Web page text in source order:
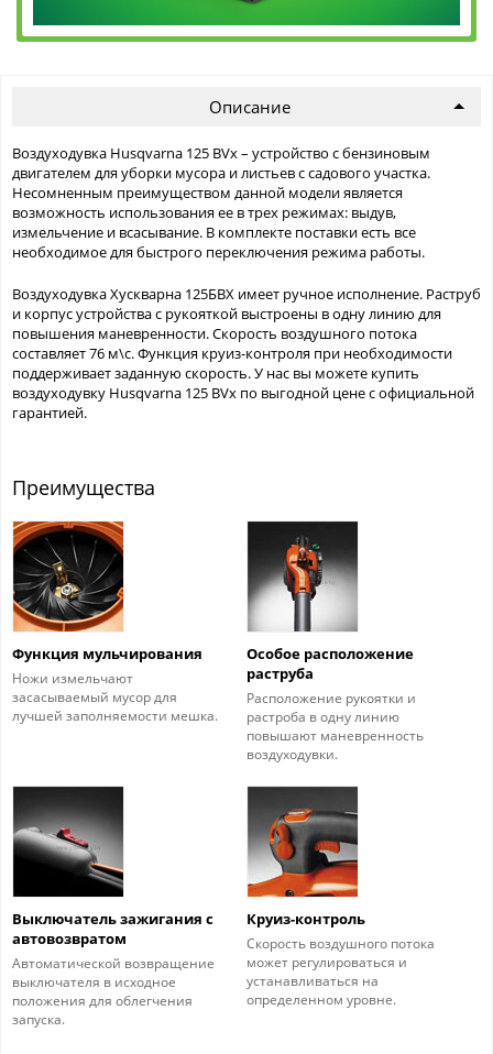
Описание
Воздуходувка Husqvarna 125 BVx – устройство с бензиновым
двигателем для уборки мусора и листьев с садового участка.
Несомненным преимуществом данной модели является
возможность использования ее в трех режимах: выдув,
измельчение и всасывание. В комплекте поставки есть все
необходимое для быстрого переключения режима работы.
Воздуходувка Хускварна 125БВХ имеет ручное исполнение. Раструб
и корпус устройства с рукояткой выстроены в одну линию для
повышения маневренности. Скорость воздушного потока
составляет 76 м\с. Функция круиз-контроля при необходимости
поддерживает заданную скорость. У нас вы можете купить
воздуходувку Husqvarna 125 BVx по выгодной цене с официальной
гарантией.
Преимущества
Функция мульчирования
Ножи измельчают
засасываемый мусор для
лучшей заполняемости мешка.
Особое расположение
раструба
Расположение рукоятки и
растроба в одну линию
повышают маневренность
воздуходувки.
Выключатель зажигания с
автовозвратом
Автоматической возвращение
выключателя в исходное
положения для облегчения
запуска.
Круиз-контроль
Скорость воздушного потока
может регулироваться и
устанавливаться на
определенном уровне.